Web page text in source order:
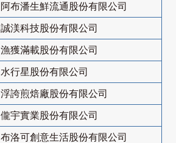
阿布潘生鮮流通股份有限公司
誠渼科技股份有限公司
漁獲滿載股份有限公司
水行星股份有限公司
浮誇煎焙廠股份有限公司
儱宇實業股份有限公司
布洛可創意生活股份有限公司